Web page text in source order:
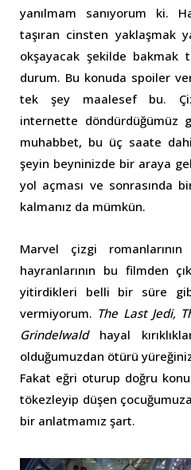
yanılmam sanıyorum ki.
taşıran cinsten yaklaşmak
okşayacak şekilde bakmak
durum. Bu konuda spoiler
tek şey maalesef bu.
internette döndürdüğümüz
muhabbet, bu üç saate
şeyin beyninizde bir araya
yol açması ve sonrasında
kalmanız da mümkün.
Marvel çizgi
hayranlarının bu filmden
yitirdikleri belli bir süre
vermiyorum. The Last Jedi,
Grindelwaldhayal
olduğumuzdan ötürü
Fakat eğri oturup doğru
tökezleyip düşen
bir anlatmamız şart.